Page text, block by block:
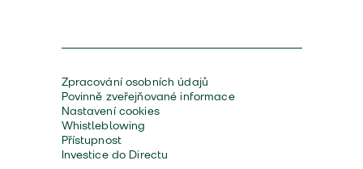
Zpracování osobních údajů
Povinně zveřejňované informace
Nastavení cookies
Whistleblowing
Přístupnost
Investice do Directu